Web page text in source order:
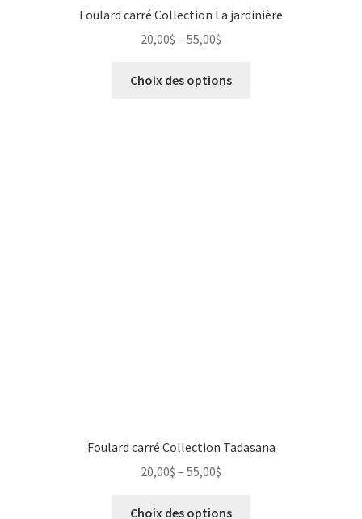
Foulard carré Collection La jardinière
20,00$ – 55,00$
Choix des options
Foulard carré Collection Tadasana
20,00$ – 55,00$
Choix des options